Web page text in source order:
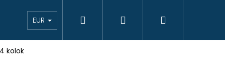
eAukcie bankovky VÝKUP Novinky
EUR Hľadať Prihlásenie
kolok